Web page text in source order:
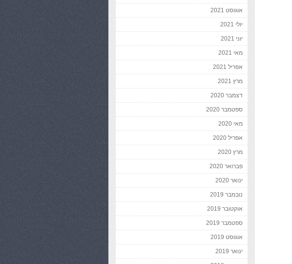
אוגוסט 2021
יולי 2021
יוני 2021
מאי 2021
אפריל 2021
מרץ 2021
דצמבר 2020
ספטמבר 2020
מאי 2020
אפריל 2020
מרץ 2020
פברואר 2020
ינואר 2020
נובמבר 2019
אוקטובר 2019
ספטמבר 2019
אוגוסט 2019
ינואר 2019